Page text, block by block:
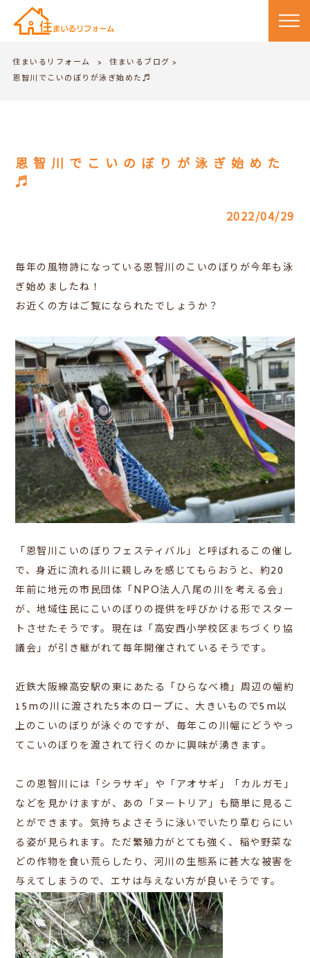
住まいるリフォーム > 住まいるブログ >
恩智川でこいのぼりが泳ぎ始めた♬
恩智川でこいのぼりが泳ぎ始めた
♬
2022/04/29
毎年の風物詩になっている恩智川のこいのぼりが今年も泳
ぎ始めましたね！
お近くの方はご覧になられたでしょうか？
「恩智川こいのぼりフェスティバル」と呼ばれるこの催し
で、身近に流れる川に親しみを感じてもらおうと、約20
年前に地元の市民団体「NPO法人八尾の川を考える会」
が、地域住民にこいのぼりの提供を呼びかける形でスター
トさせたそうです。現在は「高安西小学校区まちづくり協
議会」が引き継がれて毎年開催されているそうです。
近鉄大阪線高安駅の東にあたる「ひらなべ橋」周辺の幅約
15mの川に渡された5本のロープに、大きいもので5m以
上のこいのぼりが泳ぐのですが、毎年この川幅にどうやっ
てこいのぼりを渡されて行くのかに興味が湧きます。
この恩智川には「シラサギ」や「アオサギ」「カルガモ」
などを見かけますが、あの「ヌートリア」も簡単に見るこ
とができます。気持ちよさそうに泳いでいたり草むらにい
る姿が見られます。ただ繁殖力がとても強く、稲や野菜な
どの作物を食い荒らしたり、河川の生態系に甚大な被害を
与えてしまうので、エサは与えない方が良いそうです。